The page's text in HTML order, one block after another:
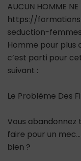
AUCUN HOMME NE
https://
seduction-
Homme pour plus
c’est parti pour
suivant :
Le Problème Des
Vous abandonnez
faire pour un
bien ?